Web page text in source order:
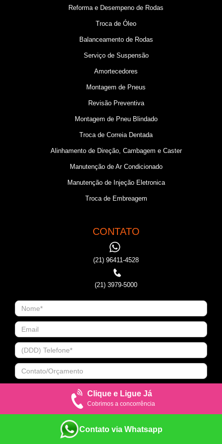
Reforma e Desempeno de Rodas
Troca de Óleo
Balanceamento de Rodas
Serviço de Suspensão
Amortecedores
Montagem de Pneus
Revisão Preventiva
Montagem de Pneu Blindado
Troca de Correia Dentada
Alinhamento de Direção, Cambagem e Caster
Manutenção de Ar Condicionado
Manutenção de Injeção Eletronica
Troca de Embreagem
CONTATO
(21) 96411-4528
(21) 3979-5000
Clique e Ligue Já
Cobrimos a concorrência
Contato via Whatsapp